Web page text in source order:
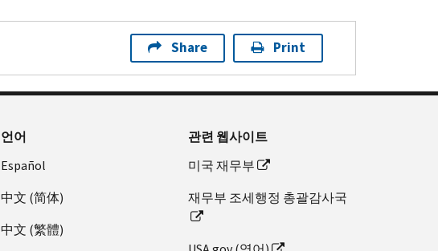
Share Print
언어
Español
中文 (简体)
中文 (繁體)
관련 웹사이트
미국 재무부
재무부 조세행정 총괄감사국